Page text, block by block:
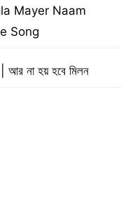
Mayer Naam
Song
না হয় হবে মিলন